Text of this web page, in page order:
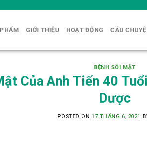
GIỚI THIỆU HOẠT ĐỘNG CÂU
BỆNH SỎI MẬT
Của Anh Tiến 40
Dược
POSTED ON 17 THÁNG 6, 2021